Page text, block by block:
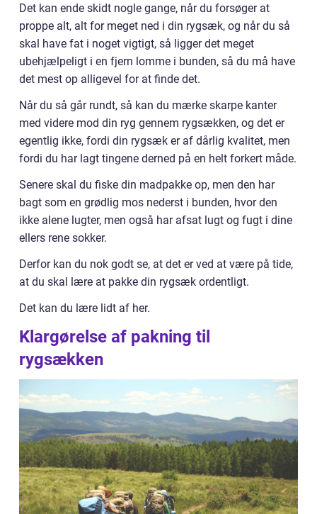
Det kan ende skidt nogle gange, når du forsøger at
proppe alt, alt for meget ned i din rygsæk, og når du så
skal have fat i noget vigtigt, så ligger det meget
ubehjælpeligt i en fjern lomme i bunden, så du må have
det mest op alligevel for at finde det.
Når du så går rundt, så kan du mærke skarpe kanter
med videre mod din ryg gennem rygsækken, og det er
egentlig ikke, fordi din rygsæk er af dårlig kvalitet, men
fordi du har lagt tingene derned på en helt forkert måde.
Senere skal du fiske din madpakke op, men den har
bagt som en grødlig mos nederst i bunden, hvor den
ikke alene lugter, men også har afsat lugt og fugt i dine
ellers rene sokker.
Derfor kan du nok godt se, at det er ved at være på tide,
at du skal lære at pakke din rygsæk ordentligt.
Det kan du lære lidt af her.
Klargørelse af pakning til
rygsækken